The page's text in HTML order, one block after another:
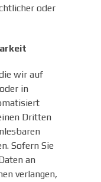
oder
wir auf
in
Dritten
Sofern Sie
an
verlangen,